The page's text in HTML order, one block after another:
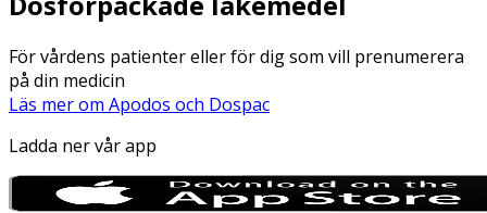
För vårdens patienter eller för dig som vill prenumerera
på din medicin
Läs mer om Apodos och Dospac
Ladda ner vår app